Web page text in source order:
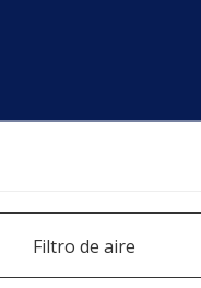
Filtro de aire